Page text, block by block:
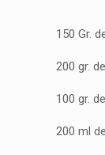
150 Gr.
200 gr.
100 gr.
200 ml